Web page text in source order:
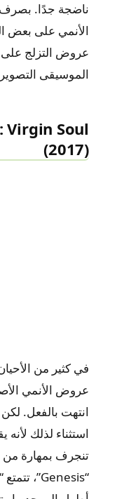
ناضجة جدًا.
الأنمي على بعض
عروض التزلج على
الموسيقى
Virgin Soul
(2017)
في كثير من
عروض الأنمي
استثناء لذلك
تنجرف بمهارة من